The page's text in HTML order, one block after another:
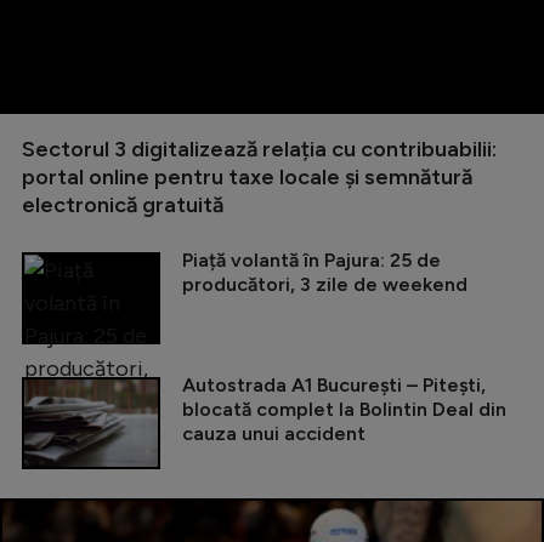
Sectorul 3 digitalizează relația cu contribuabilii:
portal online pentru taxe locale și semnătură
electronică gratuită
Piață volantă în Pajura: 25 de
producători, 3 zile de weekend
Autostrada A1 București – Pitești,
blocată complet la Bolintin Deal din
cauza unui accident